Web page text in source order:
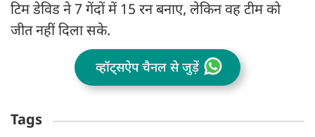
टिम डेविड ने 7 गेंदों में 15 रन बनाए, लेकिन वह टीम को
जीत नहीं दिला सके.
व्हॉट्सऐप चैनल से जुड़ें
Tags